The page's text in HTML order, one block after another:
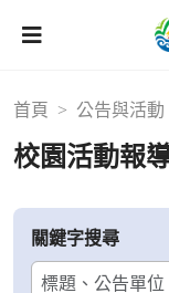
首頁 公告與活動
校園活動報
關鍵字搜尋